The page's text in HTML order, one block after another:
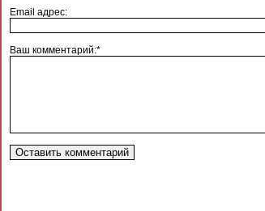
Email адрес:
Ваш комментарий:*